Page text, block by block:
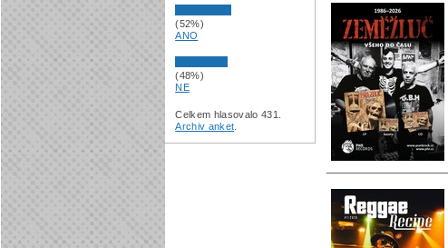
(52%)
ANO
(48%)
NE
Celkem hlasovalo 431.
Archiv anket